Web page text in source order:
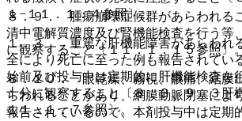
８．９． 腫瘍崩壊症候群があらわれる
清中電解質濃度及び腎機能検査を行う等
に観察すること〔１１．１．１５参照〕
８．１０． 眼乾燥、霧視、眼痛、結膜
らわれることがあり、網膜動脈閉塞によ
報告されているので、本剤投与中は定期
１−１１．１．４参照〕。
１．３． 重篤な肝機能障害があらわれ
全により死亡に至った例も報告されてい
始前及び投与中は定期的に肝機能検査を
十分に観察すること〔８．３、９．３肝
１１．１．７参照〕。